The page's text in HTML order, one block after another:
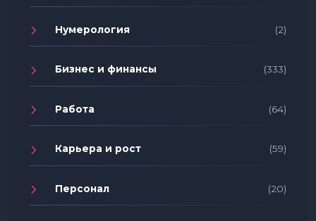
Нумерология (2)
Бизнес и финансы (333)
Работа (64)
Карьера и рост (59)
Персонал (20)